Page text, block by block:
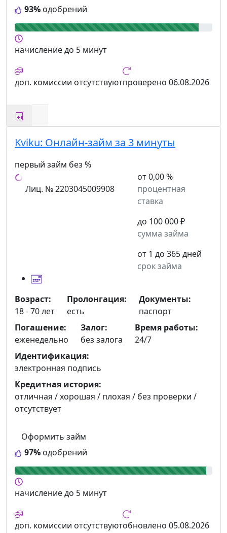
93% одобрений
начислениедо 5 минут
доп. комиссии отсутствуютпроверено 06.08.2026
Kviku: Онлайн-займ за 3 минуты
первый займ без %
Лиц. № 2203045009908
от 0,00 %
процентная
ставка
до 100 000 ₽
сумма займа
от 1 до 365 дней
срок займа
97% одобрений
Оформить займ
Возраст:
18 - 70 лет
Пролонгация:
есть
Документы:
паспорт
Погашение:
еженедельно
Залог:
без залога
Время работы:
24/7
Идентификация:
электронная подпись
Кредитная история:
отличная / хорошая / плохая / без проверки /
отсутствует
начислениедо 5 минут
доп. комиссии отсутствуютобновлено 05.08.2026